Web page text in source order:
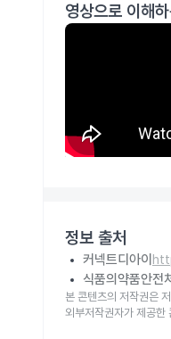
영상으로 이해
정보 출처
커넥트디아이
식품의약품안전
본 콘텐츠의 저작권은
외부저작권자가 제공한